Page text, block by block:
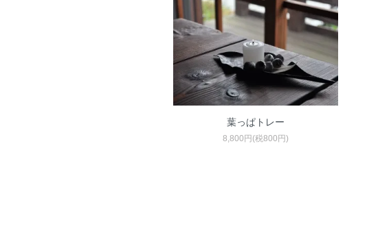
葉っぱトレー
8,800円(税800円)